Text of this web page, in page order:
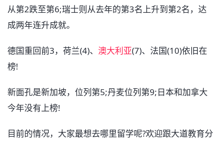
从第2跌至第6;瑞士则从去年的第3名上升到第2名，达
成两年连升成就。
德国重回前3，荷兰(4)、 澳大利亚(7)、法国(10)依旧在
榜!
新面孔是新加坡，位列第5;丹麦位列第9;日本和加拿大
今年没有上榜!
目前的情况，大家最想去哪里留学呢?欢迎跟大道教育分